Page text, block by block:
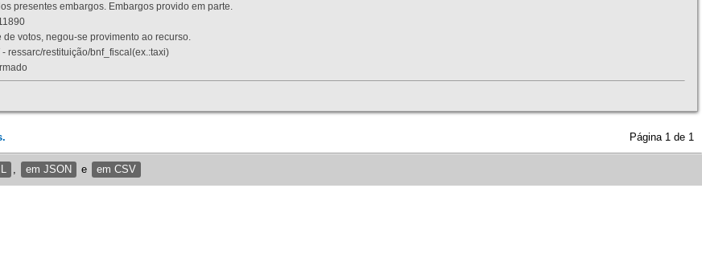
presentes embargos. Embargos provido em parte.
de votos, negou-se provimento ao recurso.
- ressarc/restituição/bnf_fiscal(ex.:taxi)
Página 1 de 1
em JSON e em CSV